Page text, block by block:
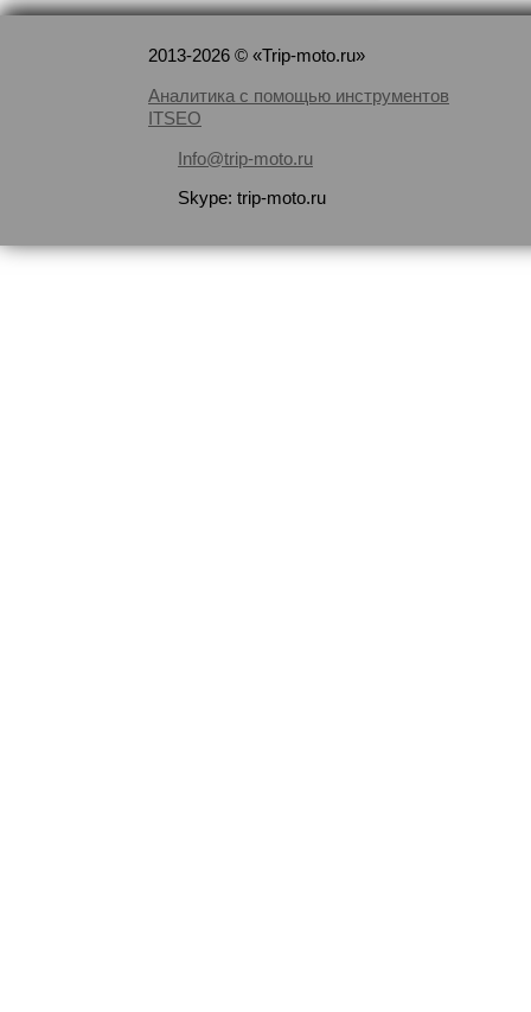
2013-2026 © «Trip-moto.ru»
Аналитика с помощью инструментов
ITSEO
Info@trip-moto.ru
Skype: trip-moto.ru